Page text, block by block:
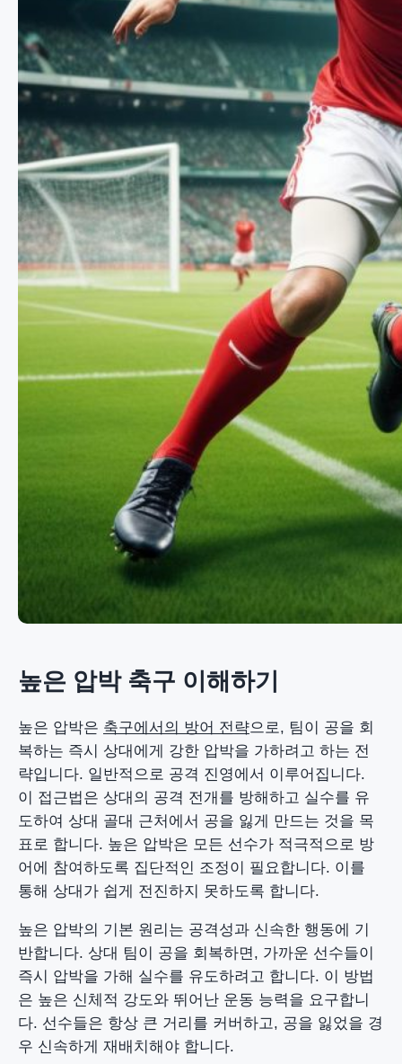
높은 압박 축구 이해하기
높은 압박은 축구에서의 방어 전략으로, 팀이 공을 회
복하는 즉시 상대에게 강한 압박을 가하려고 하는 전
략입니다. 일반적으로 공격 진영에서 이루어집니다.
이 접근법은 상대의 공격 전개를 방해하고 실수를 유
도하여 상대 골대 근처에서 공을 잃게 만드는 것을 목
표로 합니다. 높은 압박은 모든 선수가 적극적으로 방
어에 참여하도록 집단적인 조정이 필요합니다. 이를
통해 상대가 쉽게 전진하지 못하도록 합니다.
높은 압박의 기본 원리는 공격성과 신속한 행동에 기
반합니다. 상대 팀이 공을 회복하면, 가까운 선수들이
즉시 압박을 가해 실수를 유도하려고 합니다. 이 방법
은 높은 신체적 강도와 뛰어난 운동 능력을 요구합니
다. 선수들은 항상 큰 거리를 커버하고, 공을 잃었을 경
우 신속하게 재배치해야 합니다.